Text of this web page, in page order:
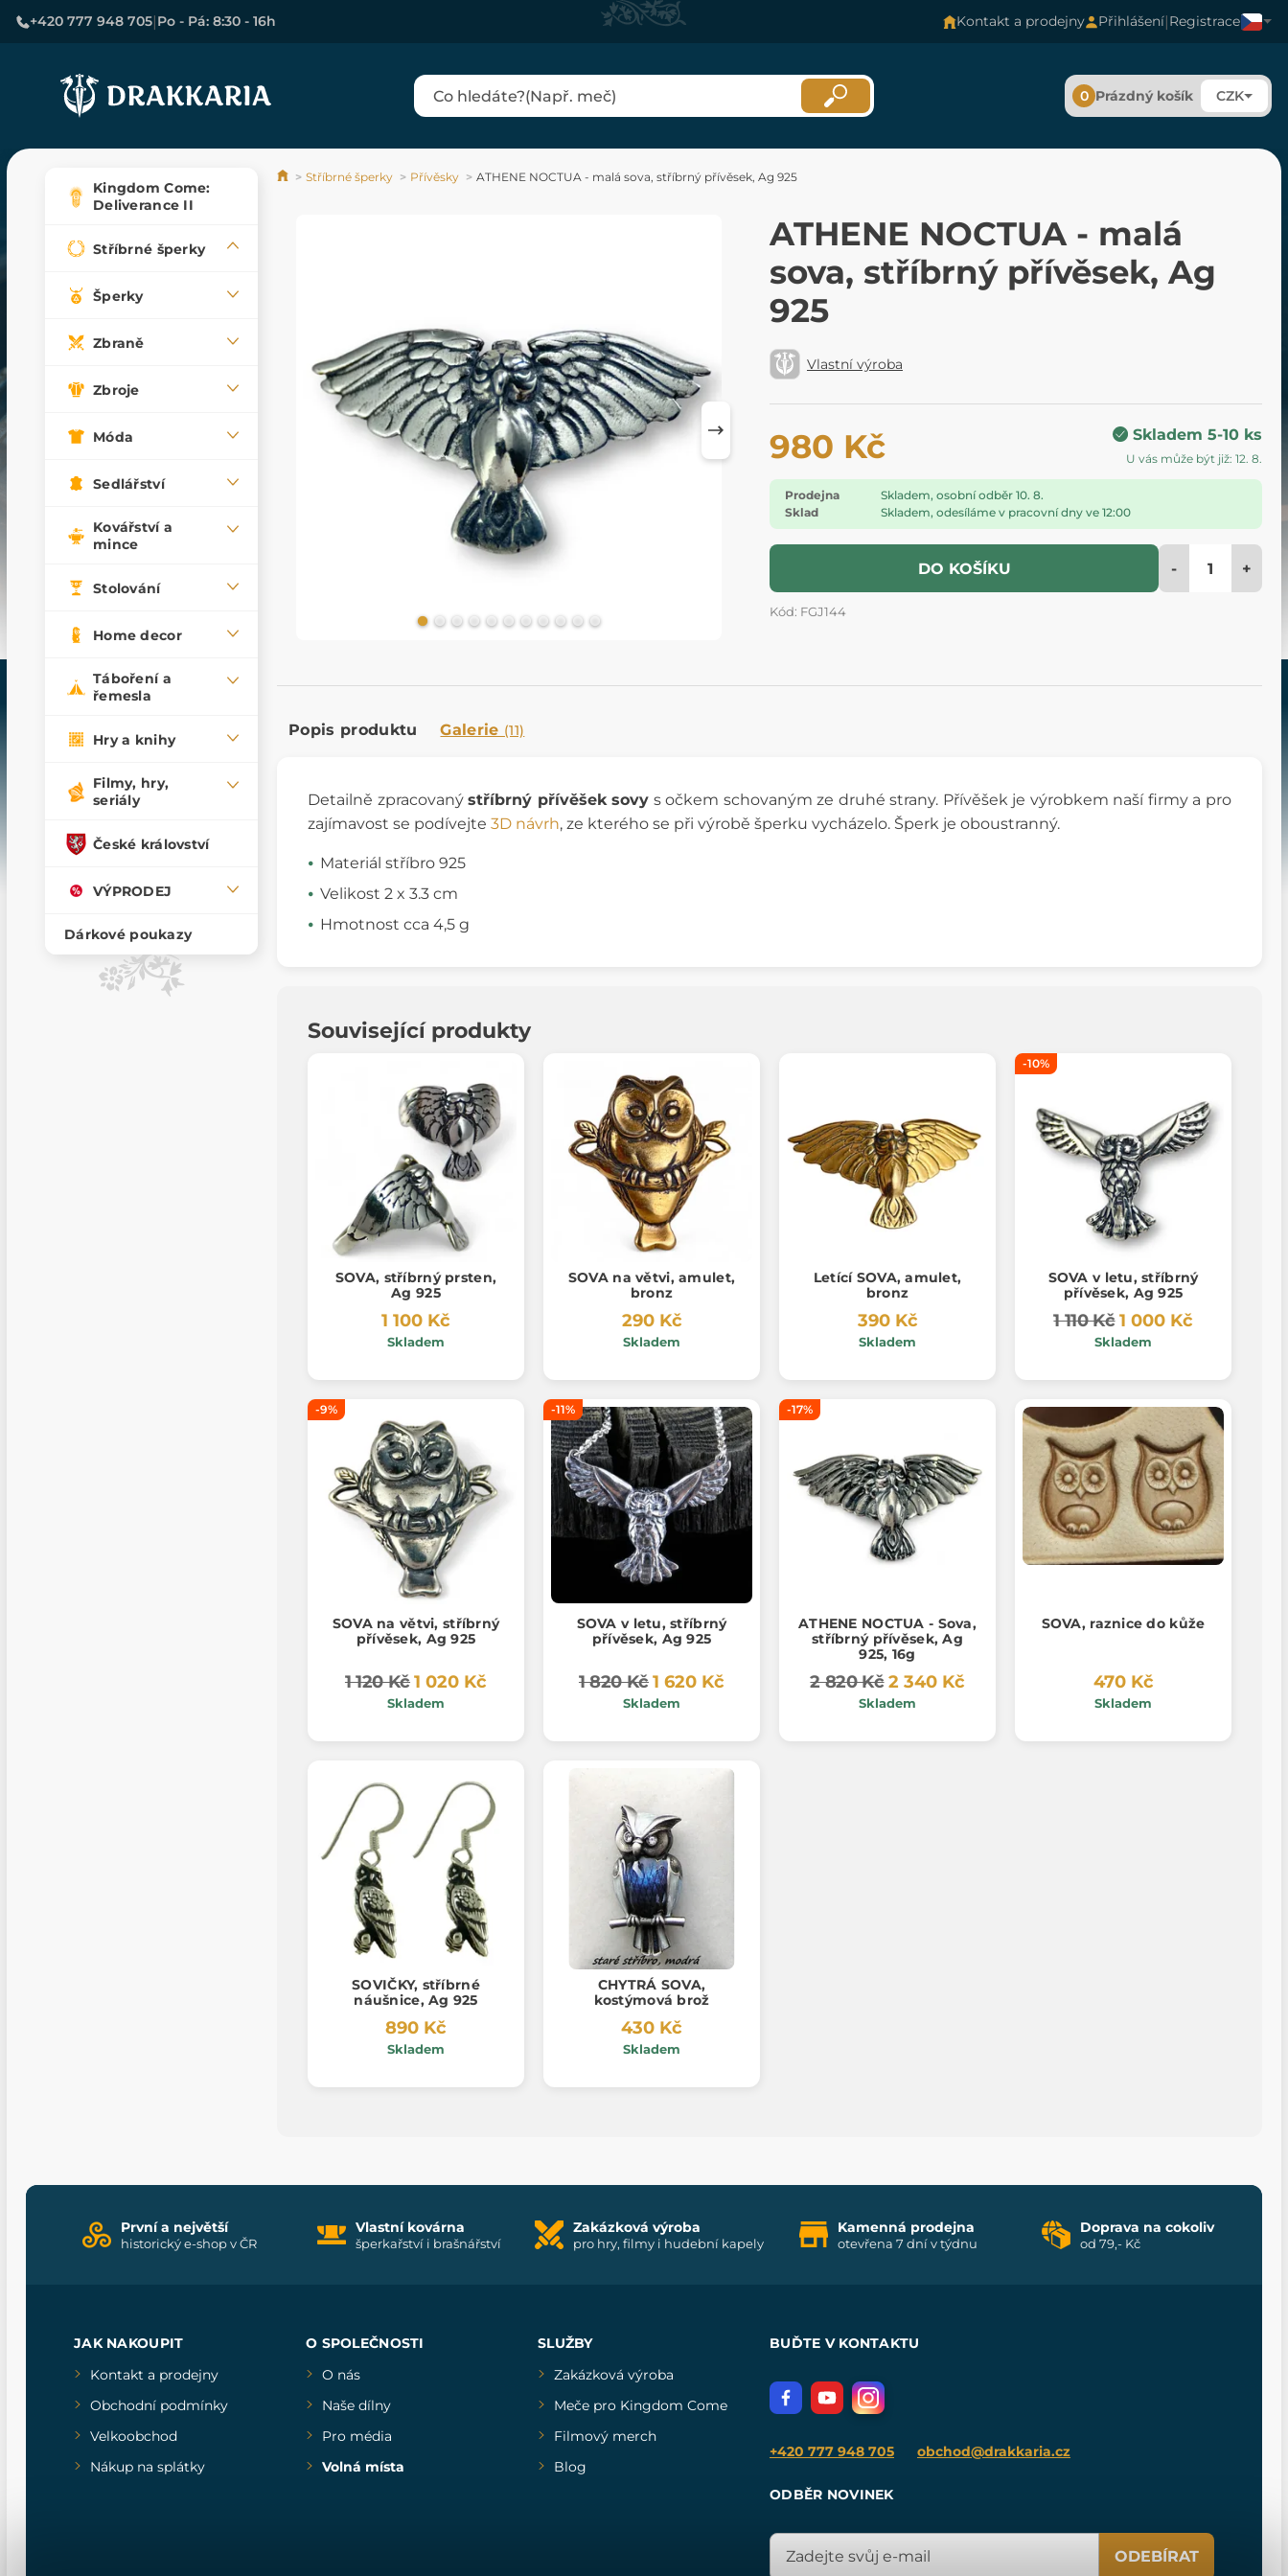
+420 777 948 705|Po - Pá: 8:30 - 16h Kontakt a prodejny Přihlášení|Registrace
0 Prázdný košík CZK
Kingdom Come:
Deliverance II
Stříbrné šperky
Šperky
Zbraně
Zbroje
Móda
Sedlářství
Kovářství a
mince
Stolování
Home decor
Táboření a
řemesla
Hry a knihy
Filmy, hry,
seriály
České království
VÝPRODEJ
Dárkové poukazy
Stříbrné šperky Přívěsky ATHENE NOCTUA - malá sova, stříbrný přívěsek, Ag 925
ATHENE NOCTUA - malá
sova, stříbrný přívěsek, Ag
925
Vlastní výroba
980 Kč Skladem 5-10 ks
U vás může být již: 12. 8.
Prodejna
Skladem, osobní odběr 10. 8.
Sklad
Skladem, odesíláme v pracovní dny ve 12:00
DO KOŠÍKU - +
Kód: FGJ144
Popis produktu Galerie (11)
Detailně zpracovanýstříbrný přívěšek sovy s očkem schovaným ze druhé strany. Přívěšek je výrobkem naší firmy a pro
zajímavost se podívejte 3D návrh, ze kterého se při výrobě šperku vycházelo. Šperk je oboustranný.
Materiál stříbro 925
Velikost 2 x 3.3 cm
Hmotnost cca 4,5 g
Související produkty
SOVA, stříbrný prsten,
Ag 925
1 100 Kč
Skladem
SOVA na větvi, amulet,
bronz
290 Kč
Skladem
Letící SOVA, amulet,
bronz
390 Kč
Skladem
-10%
SOVA v letu, stříbrný
přívěsek, Ag 925
1 110 Kč 1 000 Kč
Skladem
-9%
SOVA na větvi, stříbrný
přívěsek, Ag 925
1 120 Kč1 020 Kč
Skladem
-11%
SOVA v letu, stříbrný
přívěsek, Ag 925
1 820 Kč1 620 Kč
Skladem
-17%
ATHENE NOCTUA - Sova,
stříbrný přívěsek, Ag
925, 16g
2 820 Kč 2 340 Kč
Skladem
SOVA, raznice do kůže
470 Kč
Skladem
SOVIČKY, stříbrné
náušnice, Ag 925
890 Kč
Skladem
CHYTRÁ SOVA,
kostýmová brož
430 Kč
Skladem
První a největší
historický e-shop v ČR
Vlastní kovárna
šperkařství i brašnářství
Zakázková výroba
pro hry, filmy i hudební kapely
Kamenná prodejna
otevřena 7 dní v týdnu
Doprava na cokoliv
od 79,- Kč
JAK NAKOUPIT
Kontakt a prodejny
Obchodní podmínky
Velkoobchod
Nákup na splátky
O SPOLEČNOSTI
O nás
Naše dílny
Pro média
Volná místa
SLUŽBY
Zakázková výroba
Meče pro Kingdom Come
Filmový merch
Blog
BUĎTE V KONTAKTU
+420 777 948 705 obchod@drakkaria.cz
ODBĚR NOVINEK
ODEBÍRAT